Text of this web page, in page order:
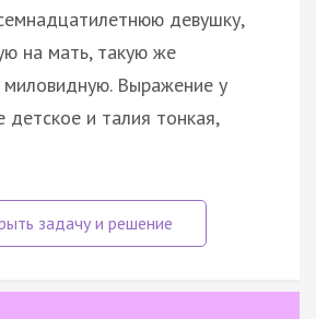
девушку,
на мать, такую же
Выражение у
и талия тонкая,